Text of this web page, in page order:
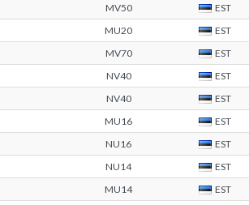
MV50 EST
MU20 EST
MV70 EST
NV40 EST
NV40 EST
MU16 EST
NU16 EST
NU14 EST
MU14 EST